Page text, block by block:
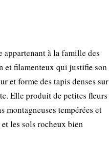
à la famille des
et filamenteux qui justifie son
et forme des tapis denses sur
Elle produit de petites fleurs
montagneuses tempérées et
les sols rocheux bien